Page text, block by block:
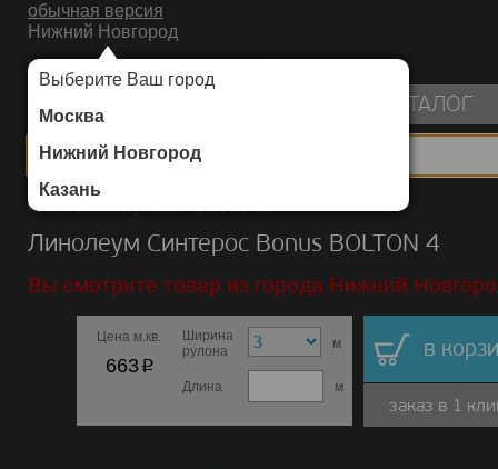
обычная версия
Нижний Новгород
Выберите Ваш город
Москва
Нижний Новгород
Казань
ИНТЕРНЕТ-МАГАЗИН НАПОЛЬНЫХ ПОКРЫТИЙ
КАТАЛОГ
Каталог/Линолеум/Синтерос/Bonus
Линолеум Синтерос Bonus BOLTON 4
Вы смотрите товар из города Нижний
Цена м.кв.
663 p
Ширина
рулона
м
Длина м
в
заказ в 1